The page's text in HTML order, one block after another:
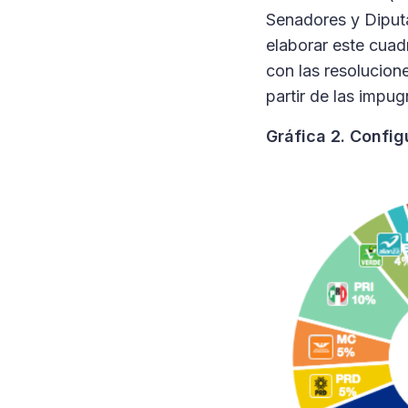
Senadores y
elaborar este
con las
partir de las
Gráfica 2.